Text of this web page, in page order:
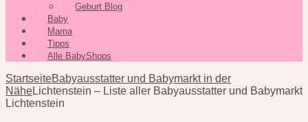
Geburt Blog
Baby
Mama
Tipps
Alle BabyShops
StartseiteBabyausstatter und Babymarkt in der
NäheLichtenstein – Liste aller Babyausstatter und Babymarkt
Lichtenstein